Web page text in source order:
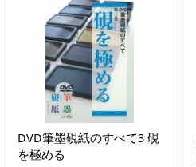
DVD筆墨硯紙のすべて3 硯
を極める